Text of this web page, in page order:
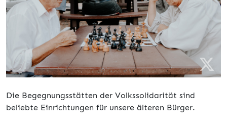
Die Begegnungsstätten der Volkssolidarität sind
beliebte Einrichtungen für unsere älteren Bürger.